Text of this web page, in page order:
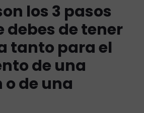
los 3 pasos
debes de tener
tanto para el
de una
de una